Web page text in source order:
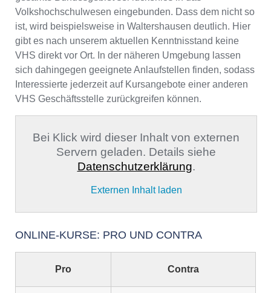
Volkshochschulwesen eingebunden. Dass dem nicht so
ist, wird beispielsweise in Waltershausen deutlich. Hier
gibt es nach unserem aktuellen Kenntnisstand keine
VHS direkt vor Ort. In der näheren Umgebung lassen
sich dahingegen geeignete Anlaufstellen finden, sodass
Interessierte jederzeit auf Kursangebote einer anderen
VHS Geschäftsstelle zurückgreifen können.
Bei Klick wird dieser Inhalt von externen
Servern geladen. Details siehe
Datenschutzerklärung.
Externen Inhalt laden
ONLINE-KURSE: PRO UND CONTRA
Pro Contra